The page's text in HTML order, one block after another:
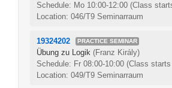
Schedule: Mo 10:00-12:00 (Class
Location: 046/T9 Seminarraum
19324202 PRACTICE SEMINAR
Übung zu Logik (Franz Király)
Schedule: Fr 08:00-10:00 (Class
Location: 049/T9 Seminarraum